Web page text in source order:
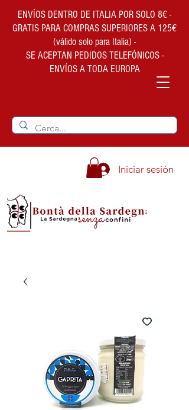
ENVÍOS DENTRO DE ITALIA POR SOLO 8€ -
GRATIS PARA COMPRAS SUPERIORES A 125€
(válido solo para Italia) -
SE ACEPTAN PEDIDOS TELEFÓNICOS -
ENVÍOS A TODA EUROPA
Iniciar sesión